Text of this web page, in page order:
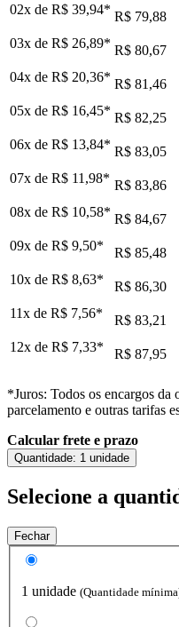
02x de R$ 39,94* R$ 79,88
03x de R$ 26,89* R$ 80,67
04x de R$ 20,36* R$ 81,46
05x de R$ 16,45* R$ 82,25
06x de R$ 13,84* R$ 83,05
07x de R$ 11,98* R$ 83,86
08x de R$ 10,58* R$ 84,67
09x de R$ 9,50*
R$ 85,48
10x de R$ 8,63*
R$ 86,30
11x de R$ 7,56*
R$ 83,21
12x de R$ 7,33* R$ 87,95
*Juros: Todos os encargos da
parcelamento e outras tarifas
Calcular frete e prazo
Quantidade: 1 unidade
Selecione a
Fechar
1 unidade (Quantidade